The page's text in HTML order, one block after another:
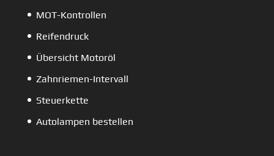
MOT-Kontrollen
Reifendruck
Übersicht Motoröl
Zahnriemen-Intervall
Steuerkette
Autolampen bestellen